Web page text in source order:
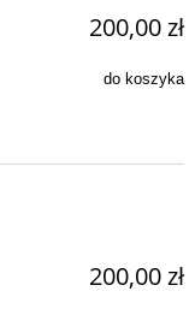
200,00 zł
do koszyka
200,00 zł